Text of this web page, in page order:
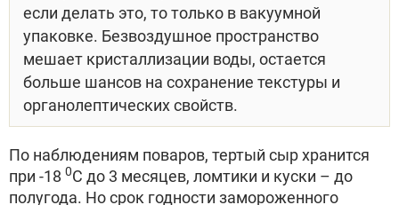
если делать это, то только в вакуумной
упаковке. Безвоздушное пространство
мешает кристаллизации воды, остается
больше шансов на сохранение текстуры и
органолептических свойств.
По наблюдениям поваров, тертый сыр хранится
при -18 0С до 3 месяцев, ломтики и куски – до
полугода. Но срок годности замороженного